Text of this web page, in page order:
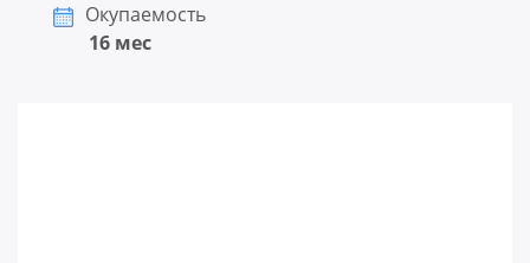
Окупаемость
16 мес